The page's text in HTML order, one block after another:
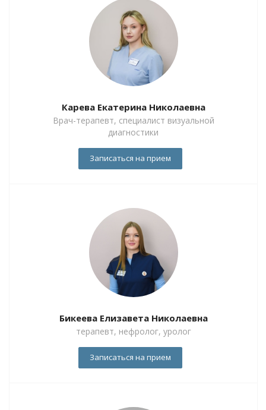
Карева Екатерина Николаевна
Врач-терапевт, специалист визуальной
диагностики
Записаться на прием
Бикеева Елизавета Николаевна
терапевт, нефролог, уролог
Записаться на прием